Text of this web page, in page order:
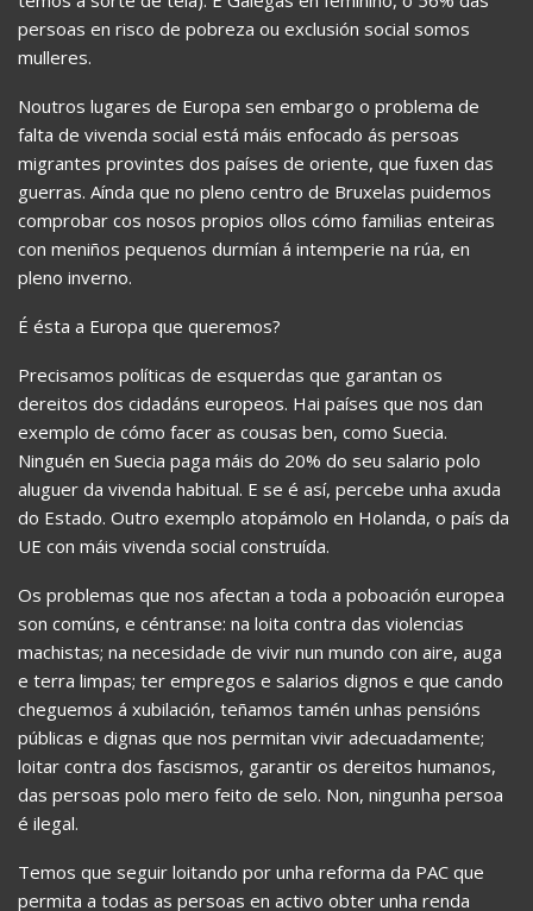
persoas en risco de pobreza ou exclusión social somos
mulleres.
Noutros lugares de Europa sen embargo o problema de
falta de vivenda social está máis enfocado ás persoas
migrantes provintes dos países de oriente, que fuxen das
guerras. Aínda que no pleno centro de Bruxelas puidemos
comprobar cos nosos propios ollos cómo familias enteiras
con meniños pequenos durmían á intemperie na rúa, en
pleno inverno.
É ésta a Europa que queremos?
Precisamos políticas de esquerdas que garantan os
dereitos dos cidadáns europeos. Hai países que nos dan
exemplo de cómo facer as cousas ben, como Suecia.
Ninguén en Suecia paga máis do 20% do seu salario polo
aluguer da vivenda habitual. E se é así, percebe unha axuda
do Estado. Outro exemplo atopámolo en Holanda, o país da
UE con máis vivenda social construída.
Os problemas que nos afectan a toda a poboación europea
son comúns, e céntranse: na loita contra das violencias
machistas; na necesidade de vivir nun mundo con aire, auga
e terra limpas; ter empregos e salarios dignos e que cando
cheguemos á xubilación, teñamos tamén unhas pensións
públicas e dignas que nos permitan vivir adecuadamente;
loitar contra dos fascismos, garantir os dereitos humanos,
das persoas polo mero feito de selo. Non, ningunha persoa
é ilegal.
Temos que seguir loitando por unha reforma da PAC que
permita a todas as persoas en activo obter unha renda